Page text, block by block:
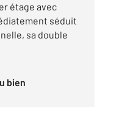
étage avec
séduit
sa double
bien